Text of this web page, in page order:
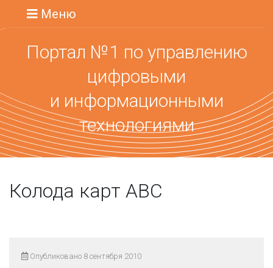
Меню
Портал №1 по управлению
цифровыми
и информационными
технологиями
Колода карт ABC
Опубликовано 8 сентября 2010